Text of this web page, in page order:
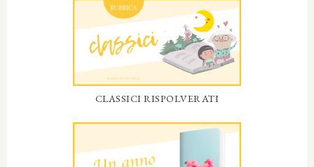
CLASSICI RISPOLVERATI